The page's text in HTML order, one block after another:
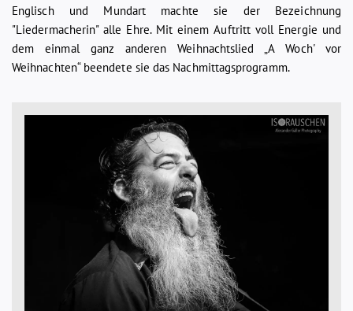
Englisch und Mundart machte sie der Bezeichnung
"Liedermacherin" alle Ehre. Mit einem Auftritt voll Energie und
dem einmal ganz anderen Weihnachtslied „A Woch' vor
Weihnachten“ beendete sie das Nachmittagsprogramm.